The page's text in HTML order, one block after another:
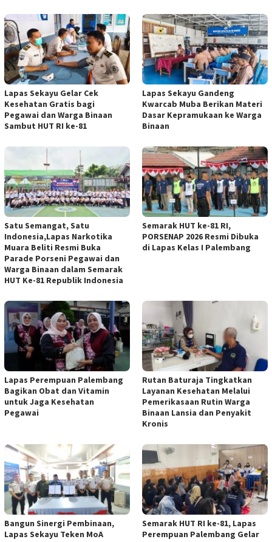
Lapas Sekayu Gelar Cek
Kesehatan Gratis bagi
Pegawai dan Warga Binaan
Sambut HUT RI ke-81
Lapas Sekayu Gandeng
Kwarcab Muba Berikan Materi
Dasar Kepramukaan ke Warga
Binaan
Satu Semangat, Satu
Indonesia,Lapas Narkotika
Muara Beliti Resmi Buka
Parade Porseni Pegawai dan
Warga Binaan dalam Semarak
HUT Ke-81 Republik Indonesia
Semarak HUT ke-81 RI,
PORSENAP 2026 Resmi Dibuka
di Lapas Kelas I Palembang
Lapas Perempuan Palembang
Bagikan Obat dan Vitamin
untuk Jaga Kesehatan
Pegawai
Rutan Baturaja Tingkatkan
Layanan Kesehatan Melalui
Pemerikasaan Rutin Warga
Binaan Lansia dan Penyakit
Kronis
Bangun Sinergi Pembinaan,
Lapas Sekayu Teken MoA
Semarak HUT RI ke-81, Lapas
Perempuan Palembang Gelar